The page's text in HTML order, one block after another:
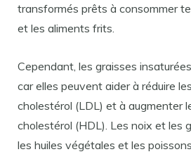
transformés prêts à consommer
et les aliments frits.
Cependant, les graisses
car elles peuvent aider à réduire
cholestérol (LDL) et à augmenter
cholestérol (HDL). Les noix et les
les huiles végétales et les